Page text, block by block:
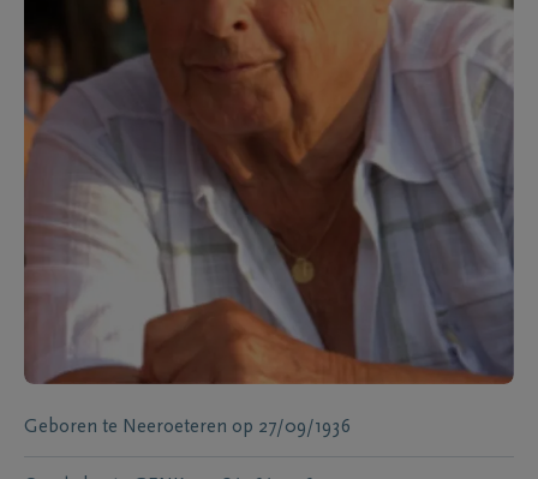
Geboren te Neeroeteren op 27/09/1936